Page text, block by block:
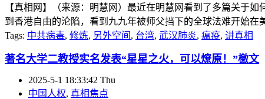
【真相网】（来源：明慧网）最近在明慧网看到了多篇关于
到香港自由的沦陷，看到九九年被师父挡下的全球法难开始
Tags: 中共病毒, 修炼, 另外空间 , 台湾, 武汉肺炎, 瘟疫, 讲真相
著名大学二教授实名发表“星星之火，可以燎原！”檄文
2025-5-1 18:33:42 Thu
中国人权, 真相焦点